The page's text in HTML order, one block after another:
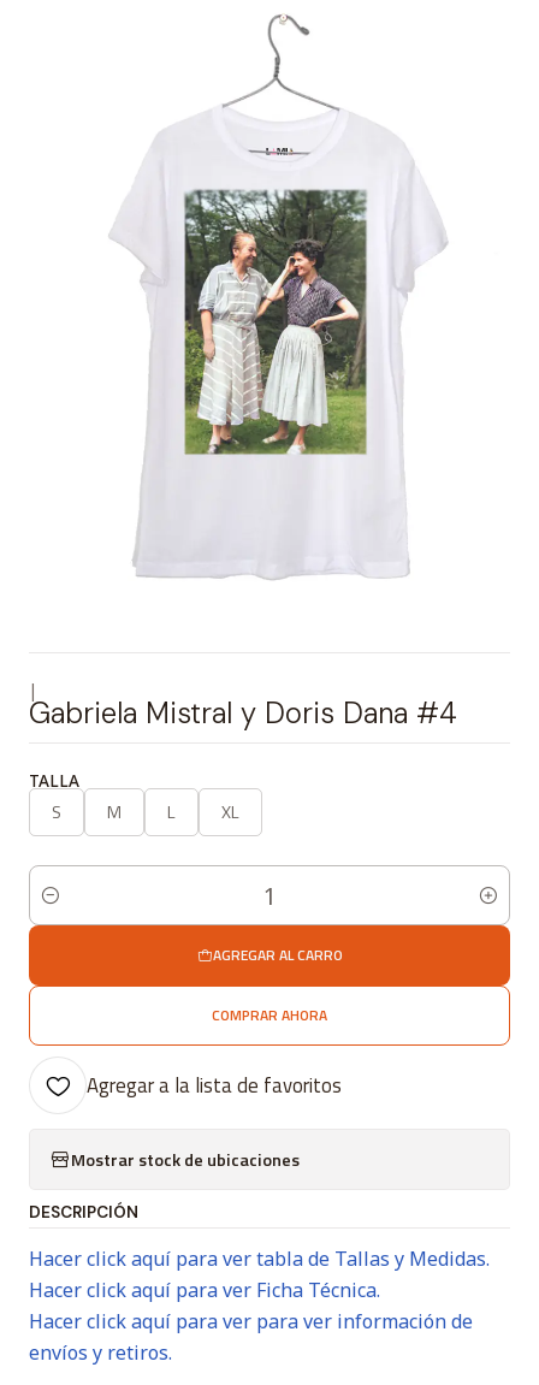
|
Gabriela Mistral y Doris Dana #4
TALLA
S M L XL
Cantidad
AGREGAR AL CARRO
COMPRAR AHORA
Agregar a la lista de favoritos
Mostrar stock de ubicaciones
DESCRIPCIÓN
Hacer click aquí para ver tabla de Tallas y Medidas.
Hacer click aquí para ver Ficha Técnica.
Hacer click aquí para ver para ver información de
envíos y retiros.